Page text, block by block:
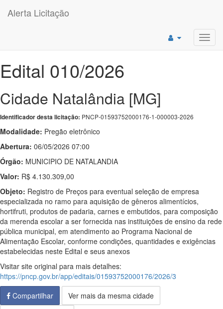
Alerta Licitação
Edital 010/2026
Cidade Natalândia [MG]
Identificador desta licitação: PNCP-01593752000176-1-000003-2026
Modalidade: Pregão eletrônico
Abertura: 06/05/2026 07:00
Órgão: MUNICIPIO DE NATALANDIA
Valor: R$ 4.130.309,00
Objeto: Registro de Preços para eventual seleção de empresa
especializada no ramo para aquisição de gêneros alimentícios,
hortifruti, produtos de padaria, carnes e embutidos, para composição
da merenda escolar a ser fornecida nas instituições de ensino da rede
pública municipal, em atendimento ao Programa Nacional de
Alimentação Escolar, conforme condições, quantidades e exigências
estabelecidas neste Edital e seus anexos
Visitar site original para mais detalhes:
https://pncp.gov.br/app/editais/01593752000176/2026/3
Compartilhar
Ver mais da mesma cidade